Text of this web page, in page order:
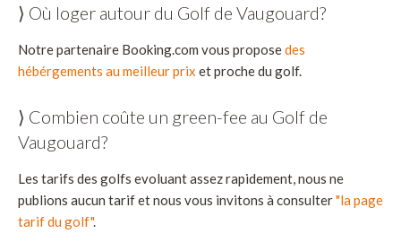
⟩ Où loger autour du Golf de Vaugouard?
Notre partenaire Booking.com vous proposedes
hébérgements au meilleur prix et proche du golf.
⟩ Combien coûte un green-fee au Golf de
Vaugouard?
Les tarifs des golfs evoluant assez rapidement, nous ne
publions aucun tarif et nous vous invitons à consulter"la page
tarif du golf".